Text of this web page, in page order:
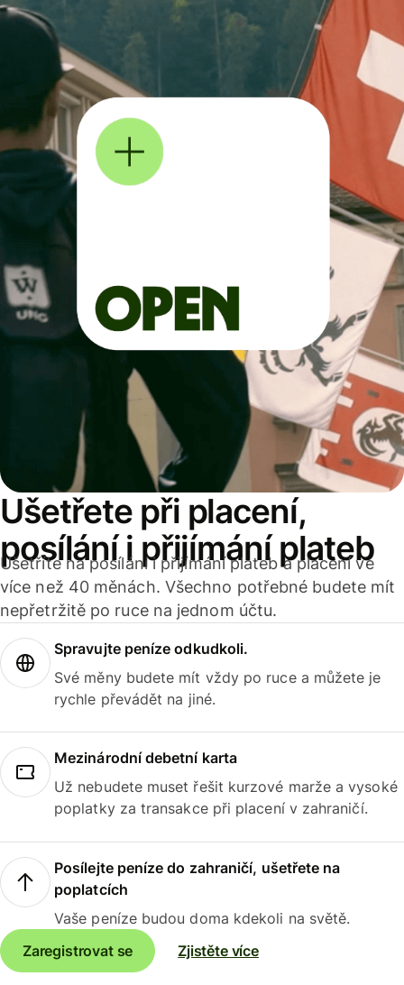
Ušetřete při placení,
posílání i přijímání plateb
Ušetříte na posílání i přijímání plateb a placení ve
více než 40 měnách. Všechno potřebné budete mít
nepřetržitě po ruce na jednom účtu.
Spravujte peníze odkudkoli.
Své měny budete mít vždy po ruce a můžete je
rychle převádět na jiné.
Mezinárodní debetní karta
Už nebudete muset řešit kurzové marže a vysoké
poplatky za transakce při placení v zahraničí.
Posílejte peníze do zahraničí, ušetřete na
poplatcích
Vaše peníze budou doma kdekoli na světě.
Zaregistrovat se
Zjistěte více